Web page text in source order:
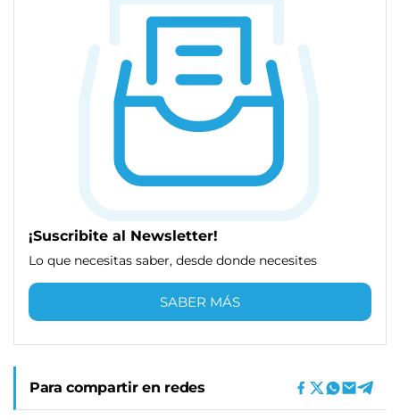
¡Suscribite al Newsletter!
Lo que necesitas saber, desde donde necesites
SABER MÁS
Para compartir en redes